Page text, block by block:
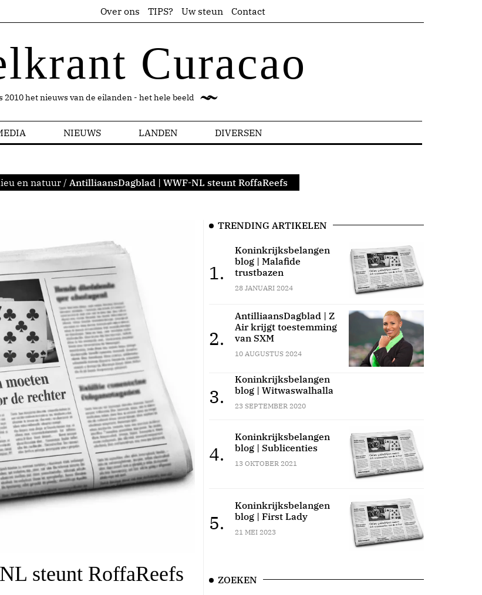
Over ons TIPS? Uw steun Contact
Curacao
2010 het nieuws van de eilanden - het hele beeld
NIEUWS LANDEN DIVERSEN
en natuur/ AntilliaansDagblad | WWF-NL steunt RoffaReefs
steunt RoffaReefs
TRENDING ARTIKELEN
1.
Koninkrijksbelangen
blog | Malafide
trustbazen
28 JANUARI 2024
2.
AntilliaansDagblad | Z
Air krijgt toestemming
van SXM
10 AUGUSTUS 2024
3.
Koninkrijksbelangen
blog | Witwaswalhalla
23 SEPTEMBER 2020
4.
Koninkrijksbelangen
blog | Sublicenties
13 OKTOBER 2021
5.
Koninkrijksbelangen
blog | First Lady
21 MEI 2023
ZOEKEN